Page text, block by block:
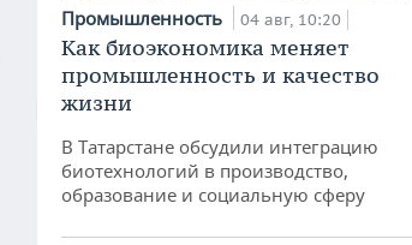
Промышленность 04 авг, 10:20
Как биоэкономика меняет
промышленность и качество
жизни
В Татарстане обсудили интеграцию
биотехнологий в производство,
образование и социальную сферу